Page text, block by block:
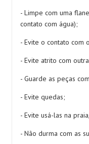
- Limpe com uma
contato com água);
- Evite o contato com
- Evite atrito com
- Guarde as peças
- Evite quedas;
- Evite usá-las na
- Não durma com as